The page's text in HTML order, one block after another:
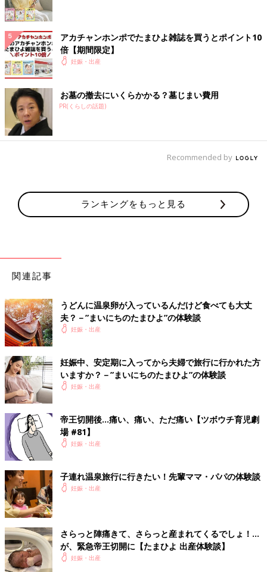
アカチャンホンポでたまひよ雑誌を買うとポイント10
倍【期間限定】
妊娠・出産
お墓の撤去にいくらかかる？墓じまい費用
PR(くらしの話題)
Recommended by
ランキングをもっと見る
関連記事
うどんに温泉卵が入っているんだけど食べても大丈
夫？－”まいにちのたまひよ”の体験談
妊娠・出産
妊娠中、安定期に入ってから夫婦で旅行に行かれた方
いますか？－”まいにちのたまひよ”の体験談
妊娠・出産
帝王切開後…痛い、痛い、ただ痛い【ツボウチ育児劇
場 #81】
妊娠・出産
子連れ温泉旅行に行きたい！先輩ママ・パパの体験談
妊娠・出産
さらっと陣痛きて、さらっと産まれてくるでしょ！…
が、緊急帝王切開に【たまひよ 出産体験談】
妊娠・出産